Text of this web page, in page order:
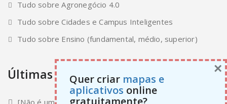
Tudo sobre Agronegócio 4.0
Tudo sobre Cidades e Campus Inteligentes
Tudo sobre Ensino (fundamental, médio, superior)
Últimas atualizações
[Não é um Tutorial]pyGeoSampa LiDAR
Quer criar mapas e
aplicativos online
gratuitamente?
×